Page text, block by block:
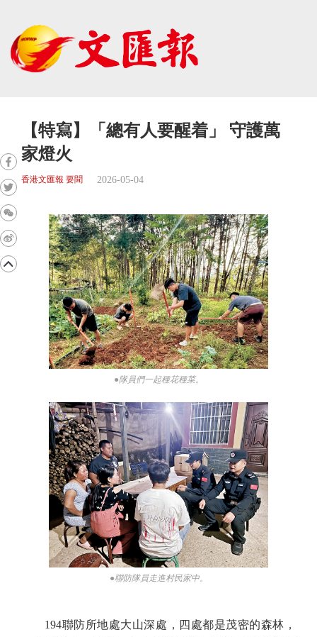
【特寫】「總有人要醒着」 守護萬
家燈火
香港文匯報 要聞 2026-05-04
●隊員們一起種花種菜。
●聯防隊員走進村民家中。
194聯防所地處大山深處，四處都是茂密的森林，